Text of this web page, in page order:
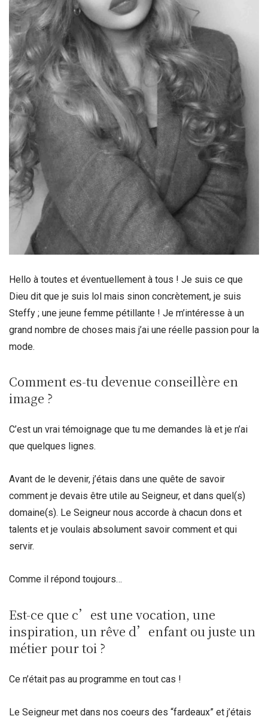
Hello à toutes et éventuellement à tous ! Je suis ce que
Dieu dit que je suis lol mais sinon concrètement, je suis
Steffy ; une jeune femme pétillante ! Je m’intéresse à un
grand nombre de choses mais j’ai une réelle passion pour la
mode.
Comment es-tu devenue conseillère en
image ?
C’est un vrai témoignage que tu me demandes là et je n’ai
que quelques lignes.
Avant de le devenir, j’étais dans une quête de savoir
comment je devais être utile au Seigneur, et dans quel(s)
domaine(s). Le Seigneur nous accorde à chacun dons et
talents et je voulais absolument savoir comment et qui
servir.
Comme il répond toujours…
Est-ce que c’est une vocation, une
inspiration, un rêve d’enfant ou juste un
métier pour toi ?
Ce n’était pas au programme en tout cas !
Le Seigneur met dans nos coeurs des “fardeaux” et j’étais